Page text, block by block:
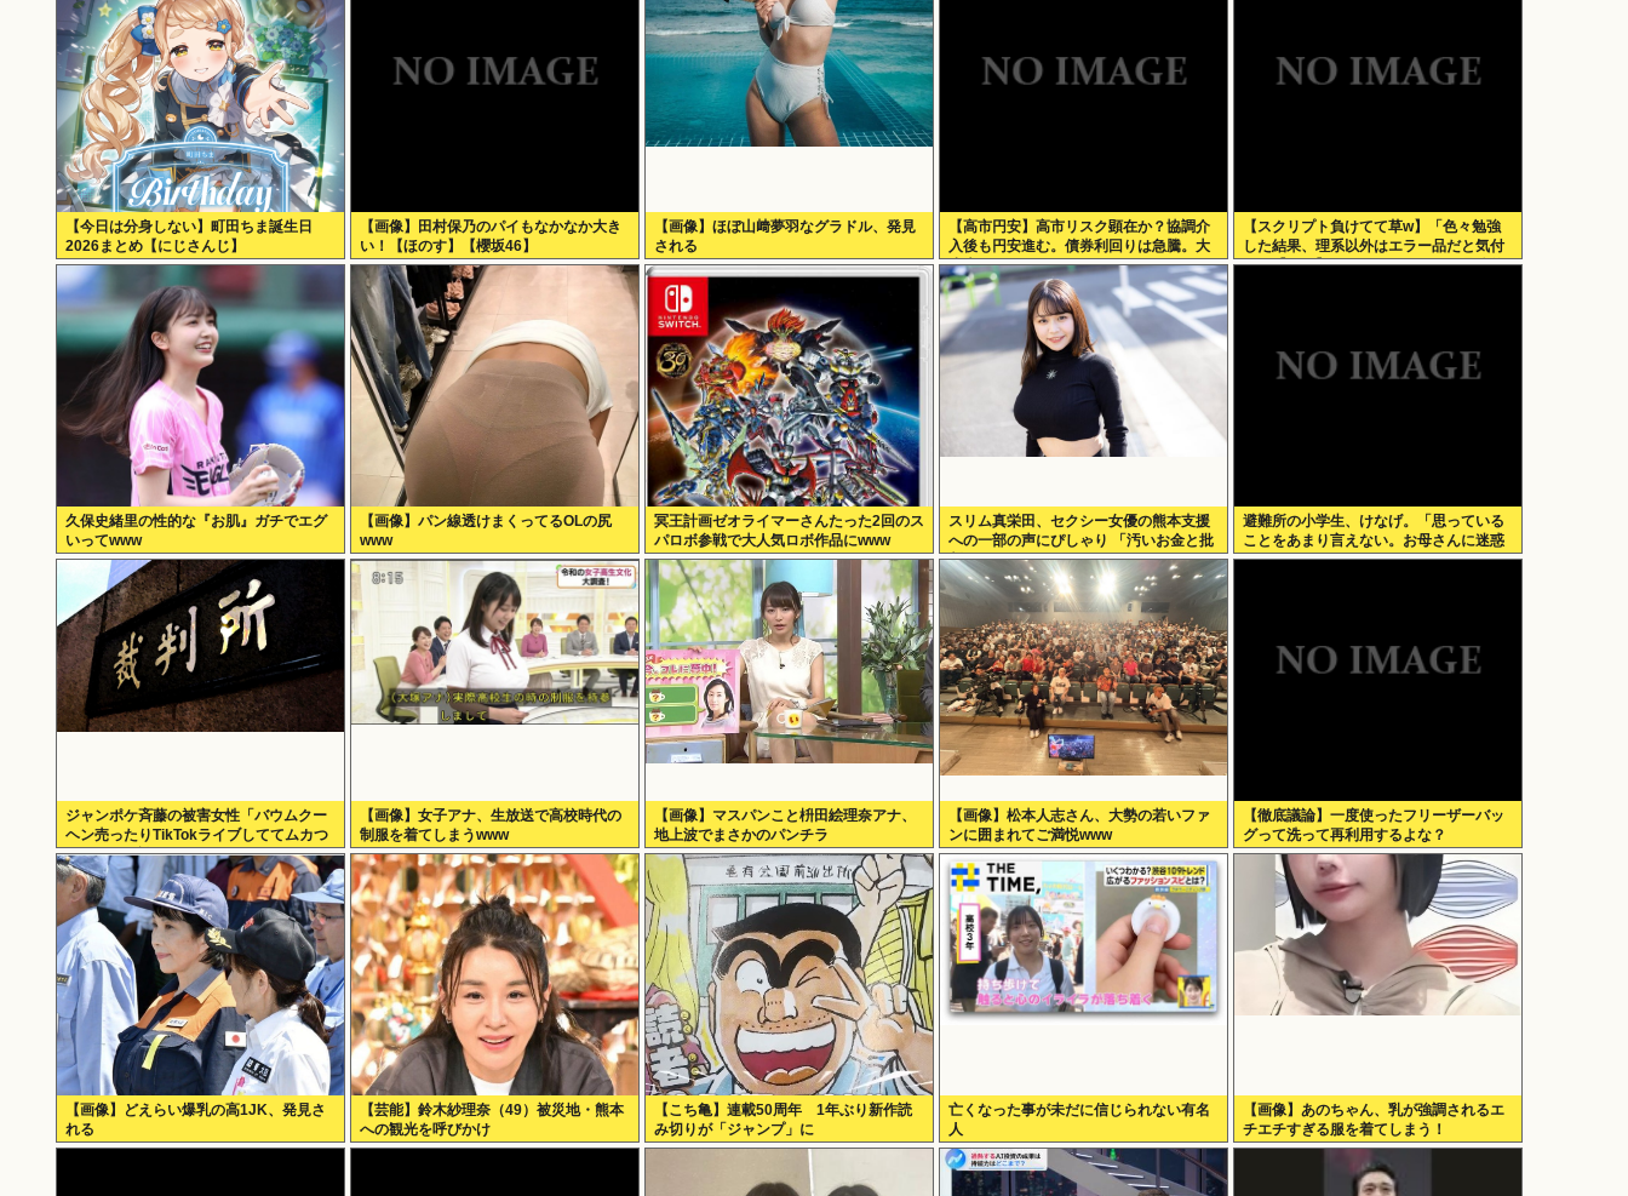
【今日は分身しない】町田ちま誕生日
2026まとめ【にじさんじ】
【画像】田村保乃のパイもなかなか大き
い！【ほのす】【櫻坂46】
【画像】ほぼ山﨑夢羽なグラドル、発見
される
【高市円安】高市リスク顕在か？協調介
入後も円安進む。債券利回りは急騰。大
丈夫なのか？
【スクリプト負けてて草w】「色々勉強
した結果、理系以外はエラー品だと気付
いた【ガチ】」について、もっと具体的
久保史緒里の性的な『お肌』ガチでエグ
いってwww
【画像】パン線透けまくってるOLの尻
www
冥王計画ゼオライマーさんたった2回のス
パロボ参戦で大人気ロボ作品にwww
スリム真栄田、セクシー女優の熊本支援
への一部の声にぴしゃり 「汚いお金と批
判してる奴ら…」
避難所の小学生、けなげ。「思っている
ことをあまり言えない。お母さんに迷惑
かけるから」
ジャンポケ斉藤の被害女性「バウムクー
ヘン売ったりTikTokライブしててムカつ
いたから示談しなかった」
【画像】女子アナ、生放送で高校時代の
制服を着てしまうwww
【画像】マスパンこと枡田絵理奈アナ、
地上波でまさかのパンチラ
【画像】松本人志さん、大勢の若いファ
ンに囲まれてご満悦www
【徹底議論】一度使ったフリーザーバッ
グって洗って再利用するよな？
【画像】どえらい爆乳の高1JK、発見さ
れる
【芸能】鈴木紗理奈（49）被災地・熊本
への観光を呼びかけ
【こち亀】連載50周年 1年ぶり新作読
み切りが「ジャンプ」に
亡くなった事が未だに信じられない有名
人
【画像】あのちゃん、乳が強調されるエ
チエチすぎる服を着てしまう！